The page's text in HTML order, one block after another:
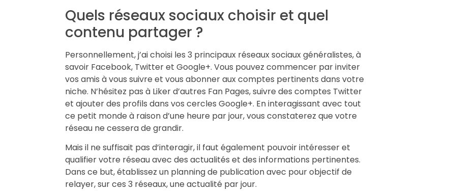
Quels réseaux sociaux choisir et quel
contenu partager ?
Personnellement, j’ai choisi les 3 principaux réseaux sociaux généralistes, à
savoir Facebook, Twitter et Google+. Vous pouvez commencer par inviter
vos amis à vous suivre et vous abonner aux comptes pertinents dans votre
niche. N’hésitez pas à Liker d’autres Fan Pages, suivre des comptes Twitter
et ajouter des profils dans vos cercles Google+. En interagissant avec tout
ce petit monde à raison d’une heure par jour, vous constaterez que votre
réseau ne cessera de grandir.
Mais il ne suffisait pas d’interagir, il faut également pouvoir intéresser et
qualifier votre réseau avec des actualités et des informations pertinentes.
Dans ce but, établissez un planning de publication avec pour objectif de
relayer, sur ces 3 réseaux, une actualité par jour.